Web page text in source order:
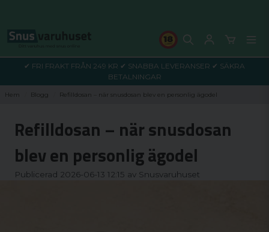
✔ FRI FRAKT FRÅN 249 KR ✔ SNABBA LEVERANSER ✔ SÄKRA
BETALNINGAR
Hem Blogg Refilldosan – när snusdosan blev en personlig ägodel
Refilldosan – när snusdosan
blev en personlig ägodel
Publicerad 2026-06-13 12:15 av Snusvaruhuset